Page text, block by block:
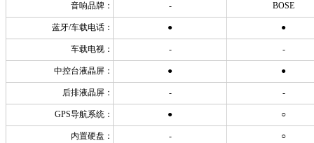
音响品牌： - BOSE
蓝牙/车载电话： ● ●
车载电视： - -
中控台液晶屏： ● ●
后排液晶屏： - -
GPS导航系统： ● ○
内置硬盘： - ○